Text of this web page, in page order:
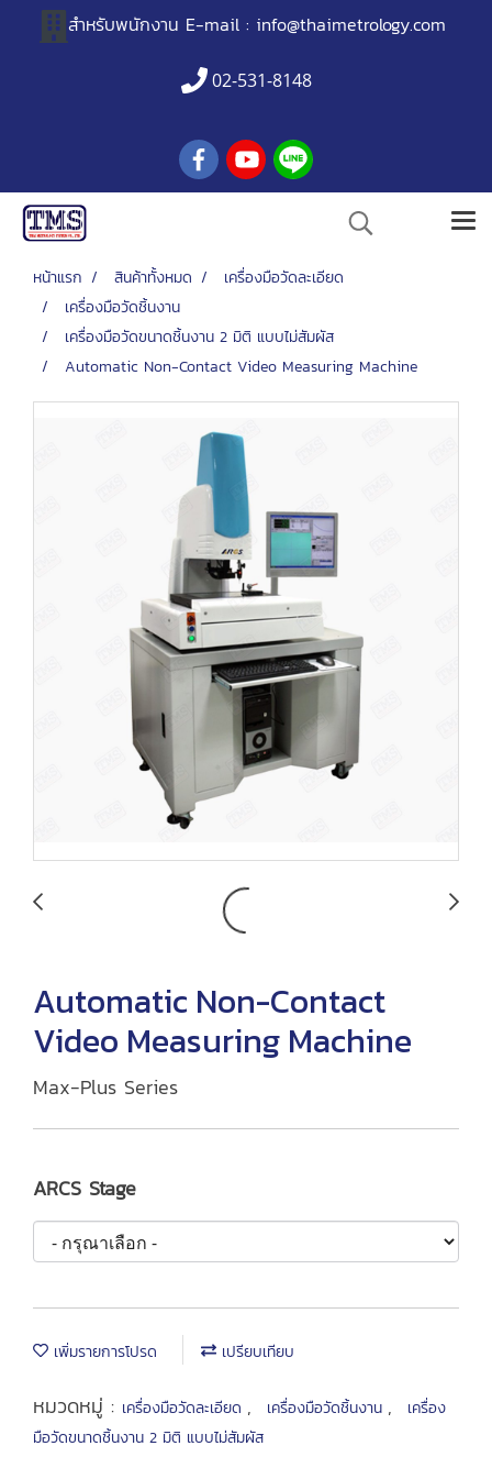
สำหรับพนักงาน E-mail : info@thaimetrology.com
02-531-8148
หน้าแรก สินค้าทั้งหมด
เครื่องมือวัดละเอียด
เครื่องมือวัดชิ้นงาน
เครื่องมือวัดขนาดชิ้นงาน 2 มิติ แบบไม่สัมผัส
Automatic Non-Contact Video Measuring Machine
Automatic Non-Contact
Video Measuring Machine
Max-Plus Series
ARCS Stage
เพิ่มรายการโปรด เปรียบเทียบ
หมวดหมู่ : เครื่องมือวัดละเอียด , เครื่องมือวัดชิ้นงาน ,
เครื่อง
มือวัดขนาดชิ้นงาน 2 มิติ แบบไม่สัมผัส